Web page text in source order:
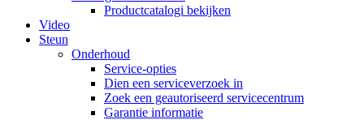
Productcatalogi bekijken
Video
Steun
Onderhoud
Service-opties
Dien een serviceverzoek in
Zoek een geautoriseerd servicecentrum
Garantie informatie